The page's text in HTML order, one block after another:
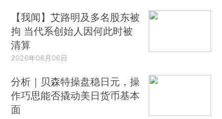
【我闻】艾路明及多名股东被
拘 当代系创始人因何此时被
清算
2026年08月06日
分析｜贝森特操盘稳日元，操
作巧思能否撬动美日货币基本
面